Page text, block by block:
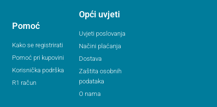
Pomoć
Kako se registrirati
Pomoć pri kupovini
Korisnička podrška
R1 račun
Opći uvjeti
Uvjeti poslovanja
Načini plaćanja
Dostava
Zaštita osobnih
podataka
O nama